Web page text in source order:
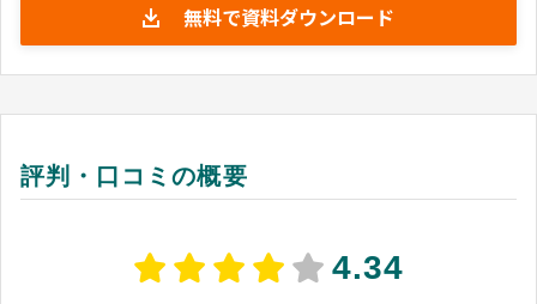
簡単に作成できます。 マニュアル作成のみでな
く、閲覧・検索回数を確認できるレポート機能
や、作ったマニュアルを教育に活用できる機能な
や品質の向上、人材教育の効率化など現場から経
営までの課題を解決し、企業の生産性向上に貢献
無料で資料ダウンロード
評判・口コミの概要
4.34